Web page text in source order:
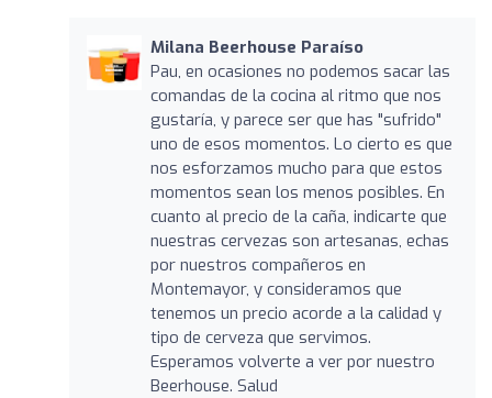
Milana Beerhouse Paraíso
Pau, en ocasiones no podemos sacar las
comandas de la cocina al ritmo que nos
gustaría, y parece ser que has "sufrido"
uno de esos momentos. Lo cierto es que
nos esforzamos mucho para que estos
momentos sean los menos posibles. En
cuanto al precio de la caña, indicarte que
nuestras cervezas son artesanas, echas
por nuestros compañeros en
Montemayor, y consideramos que
tenemos un precio acorde a la calidad y
tipo de cerveza que servimos.
Esperamos volverte a ver por nuestro
Beerhouse. Salud